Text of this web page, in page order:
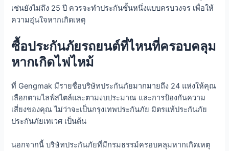
เช่นยังไม่ถึง 25 ปี ควรจะทำประกันชั้นหนึ่งแบบครบวงจร เพื่อให้
ความอุ่นใจหากเกิดเหตุ
ซื้อประกันภัยรถยนต์ที่ไหนที่ครอบคลุม
หากเกิดไฟไหม้
ที่ Gengmak มีรายชื่อบริษัทประกันภัยมากมายถึง 24 แห่งให้คุณ
เลือกตามไลฟ์สไตล์และตามงบประมาณ และการป้องกันความ
เสี่ยงของคุณ ไม่ว่าจะเป็นกรุงเทพประกันภัย มิตรแท้ประกันภัย
ประกันภัยเทเวศ เป็นต้น
นอกจากนี้ บริษัทประกันภัยที่มีกรมธรรม์ครอบคลุมหากเกิดเหตุ